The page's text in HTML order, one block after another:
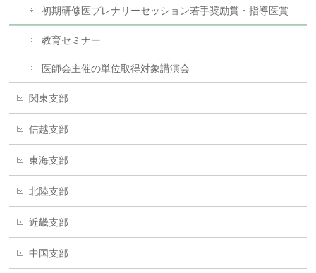
初期研修医プレナリーセッション若手奨励賞・指導医賞
教育セミナー
医師会主催の単位取得対象講演会
関東支部
信越支部
東海支部
北陸支部
近畿支部
中国支部